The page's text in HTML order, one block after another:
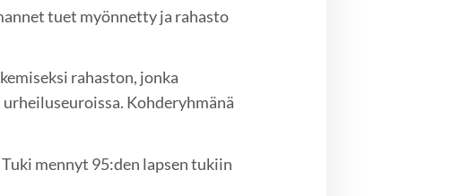
tuet myönnetty ja rahasto
rahaston, jonka
Kohderyhmänä
mennyt 95:den lapsen tukiin